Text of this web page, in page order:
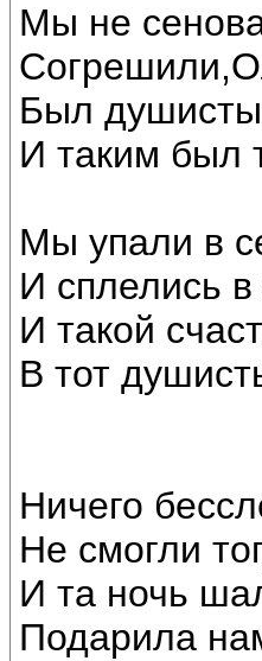
Мы не
Был
И таким был
Мы упали в
И сплелись в
И такой
В тот
Ничего
Не смогли
И та ночь
Подарила